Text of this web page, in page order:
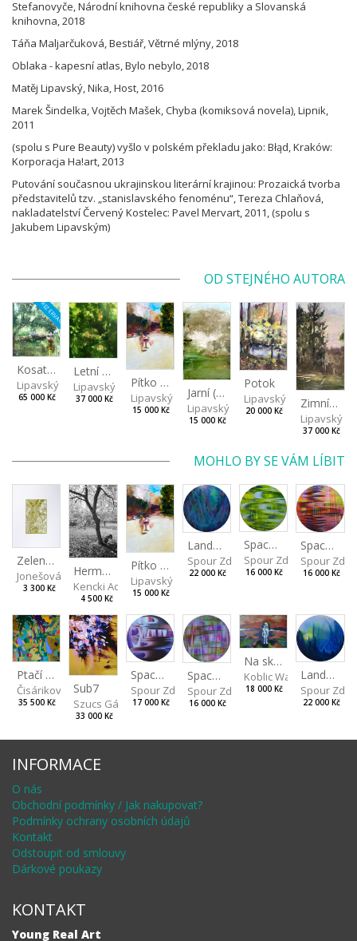
Stefanovyče, Národní knihovna české republiky a Slovanská
knihovna, 2018
Táňa Maljarčuková, Bestiář, Větrné mlýny, 2018
Oblaka - kapesní atlas, Bylo nebylo, 2018
Matěj Lipavský, Nika, Host, 2016
Marek Šindelka, Vojtěch Mašek, Chyba (komiksová novela), Lipnik,
2011
(spolu s Pure Beauty) vyšlo v polském překladu jako: Błąd, Kraków:
Korporacja Ha!art, 2013
Putování současnou ukrajinskou literární krajinou: Prozaická tvorba
představitelů tzv. „stanislavského fenoménu“, Tereza Chlaňová,
nakladatelství Červený Kostelec: Pavel Mervart, 2011, (spolu s
Jakubem Lipavským)
OD STEJNÉHO AUTORA
REZERVACE
Kosatcová zahrada
Lipavský Matěj
65 000 Kč
Letní večer
Lipavský Matěj
37 000 Kč
Pítko (Nad Stromovkou)
Lipavský Matěj
15 000 Kč
Jarní (Studené jaro)
Lipavský Matěj
15 000 Kč
Potok
Lipavský Matěj
20 000 Kč Zimní nebe
Lipavský
37 000 Kč
MOHLO BY SE VÁM LÍBIT
Zelený strom
Jonešová Jindřiška
3 300 Kč
Hermína za stromem
Kencki Adam
4 500 Kč
Pítko (Nad Stromovkou)
Lipavský Matěj
15 000 Kč
Landscape III
Spour Zdeněk
22 000 Kč
Spaces I
Spour Zdeněk
16 000 Kč
Spaces II
Spour
16 000 Kč
Ptačí perspektiva
Čisáriková Táňa
35 500 Kč
Sub7
Szucs Gábor
33 000 Kč
Spaces IV
Spour Zdeněk
17 000 Kč
Spaces III
Spour Zdeněk
16 000 Kč
Na skalách
Koblic Walterová
18 000 Kč
Landscape II
Spour
22 000 Kč
INFORMACE
O nás
Obchodní podmínky / Jak nakupovat?
Podmínky ochrany osobních údajů
Kontakt
Odstoupit od smlouvy
Dárkové poukazy
KONTAKT
Young Real Art